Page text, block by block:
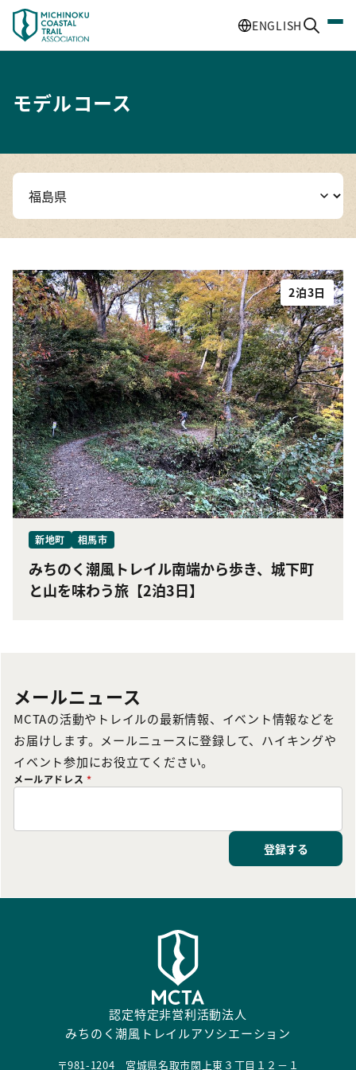
ENGLISH
モデルコース
2泊3日
新地町 相馬市
みちのく潮風トレイル南端から歩き、城下町
と山を味わう旅【2泊3日】
メールニュース
MCTAの活動やトレイルの最新情報、イベント情報などを
お届けします。メールニュースに登録して、ハイキングや
イベント参加にお役立てください。
メールアドレス *
登録する
認定特定非営利活動法人
みちのく潮風トレイルアソシエーション
〒981-1204 宮城県名取市閖上東３丁目１２－１